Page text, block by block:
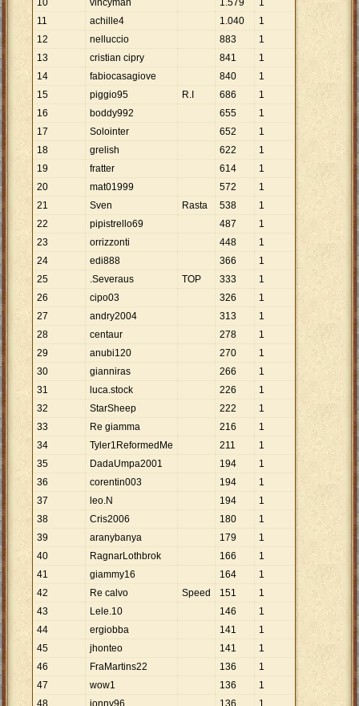
10
vincyman 1.579
1
11
achille4 1.040
1
12
nelluccio 883
1
13
cristian cipry 841
1
14
fabiocasagiove 840
1
15
piggio95 R.I 686
1
16
boddy992 655
1
17
Solointer 652
1
18
grelish 622
1
19
fratter 614
1
20
mat01999 572
1
21
Sven Rasta 538
1
22
pipistrello69 487
1
23
orrizzonti 448
1
24
edi888 366
1
25
.Severaus TOP 333
1
26
cipo03 326
1
27
andry2004 313
1
28
centaur 278
1
29
anubi120 270
1
30
gianniras 266
1
31
luca.stock 226
1
32
StarSheep 222
1
33
Re giamma 216
1
34
Tyler1ReformedMe 211
1
35
DadaUmpa2001 194
1
36
corentin003 194
1
37
leo.N 194
1
38
Cris2006 180
1
39
aranybanya 179
1
40
RagnarLothbrok 166
1
41
giammy16 164
1
42
Re calvo Speed 151
1
43
Lele.10 146
1
44
ergiobba 141
1
45
jhonteo 141
1
46
FraMartins22 136
1
47
wow1 136
1